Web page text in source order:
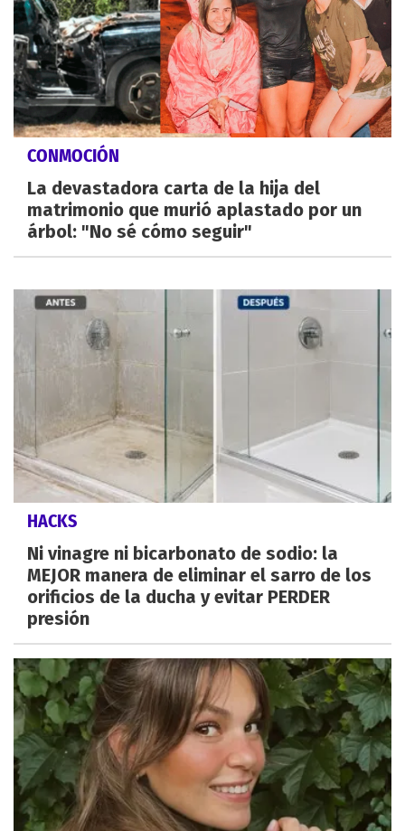
CONMOCIÓN
La devastadora carta de la hija del
matrimonio que murió aplastado por un
árbol: "No sé cómo seguir"
HACKS
Ni vinagre ni bicarbonato de sodio: la
MEJOR manera de eliminar el sarro de los
orificios de la ducha y evitar PERDER
presión